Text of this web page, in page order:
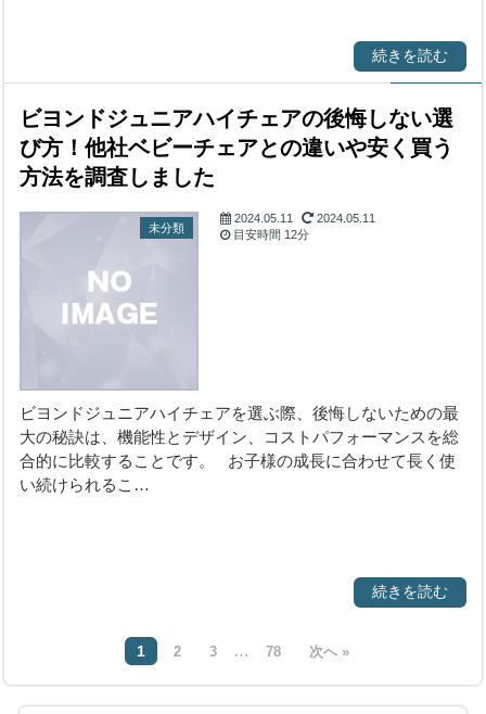
続きを読む
ビヨンドジュニアハイチェアの後悔しない選
び方！他社ベビーチェアとの違いや安く買う
方法を調査しました
未分類
2024.05.11
2024.05.11
目安時間 12分
ビヨンドジュニアハイチェアを選ぶ際、後悔しないための最
大の秘訣は、機能性とデザイン、コストパフォーマンスを総
合的に比較することです。 お子様の成長に合わせて長く使
い続けられるこ…
続きを読む
1 2 3 … 78 次へ »